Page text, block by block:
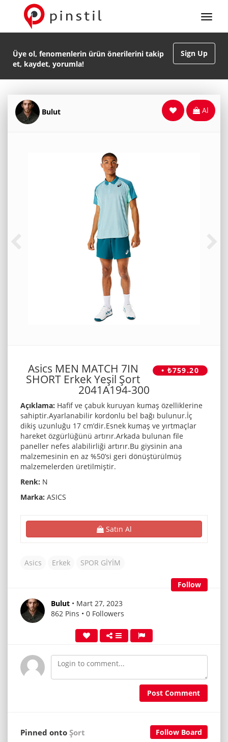
Sign Up
Üye ol, fenomenlerin ürün önerilerini takip
et, kaydet, yorumla!
Bulut Al
• ₺759.20
Asics MEN MATCH 7IN
SHORT Erkek Yeşil Şort
2041A194-300
Açıklama: Hafif ve çabuk kuruyan kumaş özelliklerine
sahiptir.Ayarlanabilir kordonlu bel bağı bulunur.İç
dikiş uzunluğu 17 cm’dir.Esnek kumaş ve yırtmaçlar
hareket özgürlüğünü artırır.Arkada bulunan file
paneller nefes alabilirliği artırır.Bu giysinin ana
malzemesinin en az %50’si geri dönüştürülmüş
malzemelerden üretilmiştir.
Renk: N
Marka: ASICS
Satın Al
Asics Erkek SPOR GİYİM
Follow
Bulut • Mart 27, 2023
862 Pins • 0 Followers
Post Comment
Follow Board
Pinned ontoŞort